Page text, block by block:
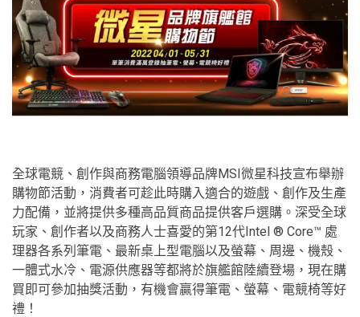
全球電競、創作與商務電腦領導品牌MSI微星科技宣布舉辦
購物節活動，消費者可趁此時購入適合的遊戲、創作及生產
力配備，並將提供多種高品質商品提供客戶選購。深受全球
玩家、創作者以及商務人士喜愛的第12代Intel ® Core™ 處
理器各系列筆電、最新桌上型電腦以及螢幕、周邊、機殼、
一體式水冷、電源供應器等都將於旗艦館陸續登場，現在購
買即可參加抽獎活動，有機會贏得筆電、螢幕、電競椅等好
禮！­­­­­­­